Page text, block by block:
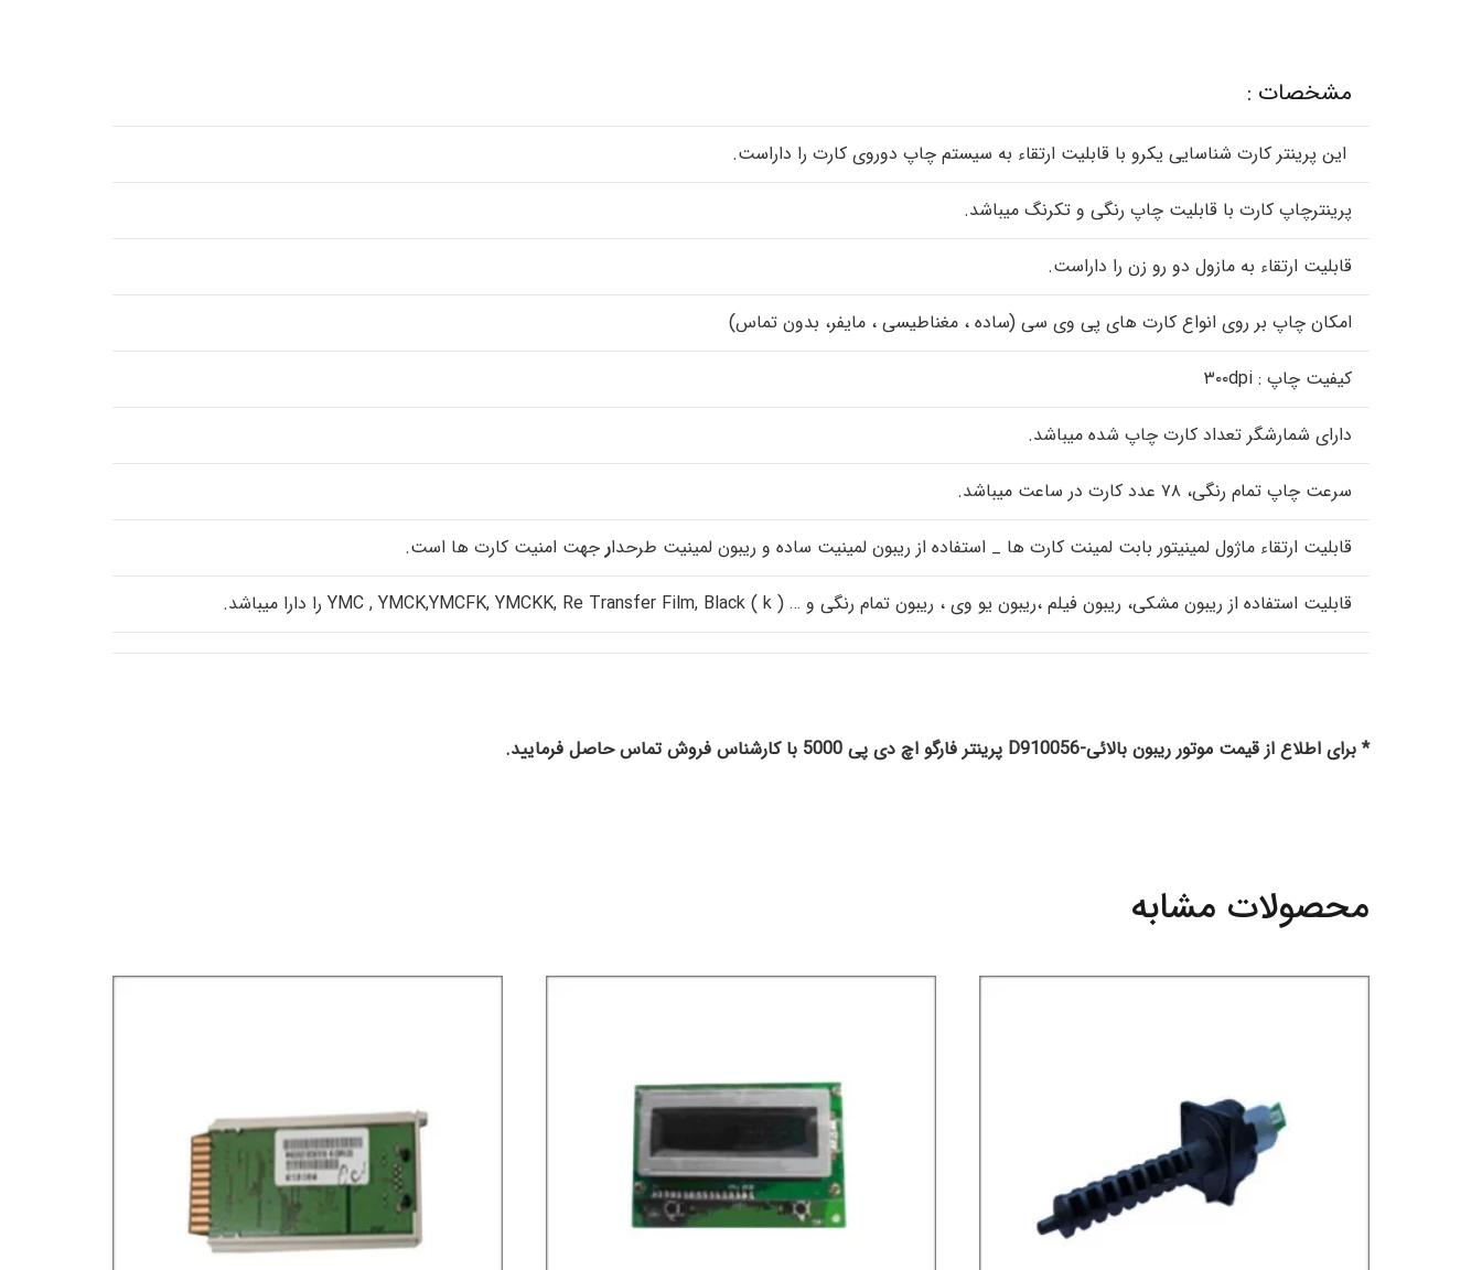
مشخصات :
این پرینتر کارت شناسایی یکرو با قابلیت ارتقاء به سیستم چاپ دوروی کارت را داراست.
پرینترچاپ کارت با قابلیت چاپ رنگی و تکرنگ میباشد.
قابلیت ارتقاء به مازول دو رو زن را داراست.
امکان چاپ بر روی انواع کارت های پی وی سی (ساده ، مغناطیسی ، مایفر، بدون تماس)
کیفیت چاپ : ۳۰۰dpi
دارای شمارشگر تعداد کارت چاپ شده میباشد.
سرعت چاپ تمام رنگی، ۷۸ عدد کارت در ساعت میباشد.
قابلیت ارتقاء ماژول لمینیتور بابت لمینت کارت ها _ استفاده از ریبون لمینیت ساده و ریبون لمینیت طرحدارجهت امنیت کارت ها است.
قابلیت استفاده از ریبون مشکی، ریبون فیلم ،ریبون یو وی ، ریبون تمام رنگی و … ( YMC , YMCK,YMCFK, YMCKK, Re Transfer Film, Black ( k را دارا میباشد.
* برای اطلاع از قیمت موتور ریبون بالائی-D910056 پرینتر فارگو اچ دی پی 5000 با کارشناس فروش تماس حاصل فرمایید.
محصولات مشابه